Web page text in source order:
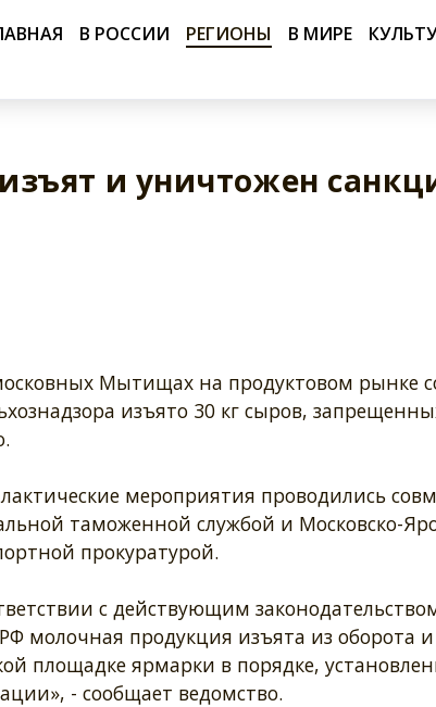
В РОССИИ РЕГИОНЫ В МИРЕ
и уничтожен
Мытищах на продуктовом рынке
изъято 30 кг сыров,
мероприятия проводились
таможенной службой и Московско-
прокуратурой.
с действующим
молочная продукция изъята из оборота
площадке ярмарки в порядке,
- сообщает ведомство.